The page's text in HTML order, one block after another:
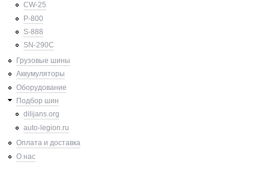
CW-25
P-800
S-888
SN-290C
Грузовые шины
Аккумуляторы
Оборудование
Подбор шин
dilijans.org
auto-legion.ru
Оплата и доставка
О нас